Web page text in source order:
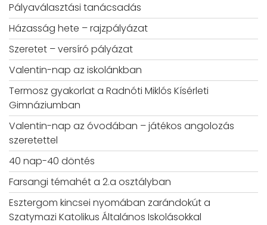
Pályaválasztási tanácsadás
Házasság hete – rajzpályázat
Szeretet – versíró pályázat
Valentin-nap az iskolánkban
Termosz gyakorlat a Radnóti Miklós Kísérleti
Gimnáziumban
Valentin-nap az óvodában – játékos angolozás
szeretettel
40 nap-40 döntés
Farsangi témahét a 2.a osztályban
Esztergom kincsei nyomában zarándokút a
Szatymazi Katolikus Általános Iskolásokkal